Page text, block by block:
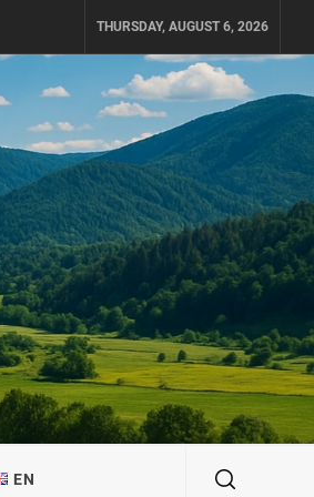
THURSDAY, AUGUST 6, 2026
EN